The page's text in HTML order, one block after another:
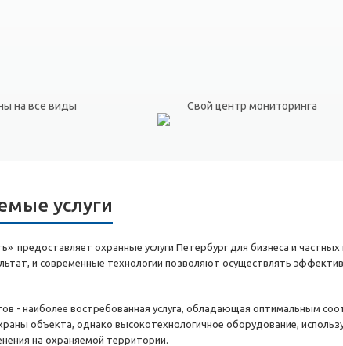
на все виды
Свой центр мониторинга
услуги
предоставляет охранные услуги Петербург для бизнеса и
и современные технологии позволяют осуществлять
- наиболее востребованная услуга, обладающая оптимальным
объекта, однако высокотехнологичное оборудование,
на охраняемой территории.